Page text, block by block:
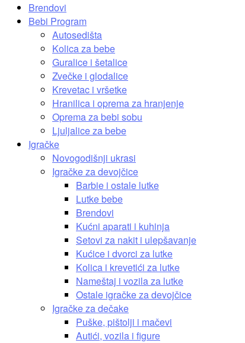
Brendovi
Bebi Program
Autosedišta
Kolica za bebe
Guralice i šetalice
Zvečke i glodalice
Krevetac i vršetke
Hranilica i oprema za hranjenje
Oprema za bebi sobu
Ljuljalice za bebe
Igračke
Novogodišnji ukrasi
Igračke za devojčice
Barbie i ostale lutke
Lutke bebe
Brendovi
Kućni aparati i kuhinja
Setovi za nakit i ulepšavanje
Kućice i dvorci za lutke
Kolica i krevetići za lutke
Nameštaj i vozila za lutke
Ostale igračke za devojčice
Igračke za dečake
Puške, pištolji i mačevi
Autići, vozila i figure